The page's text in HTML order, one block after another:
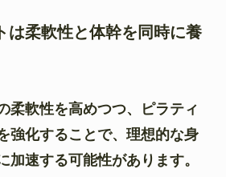
は柔軟性と体幹を同時に養
柔軟性を高めつつ、ピラティ
強化することで、理想的な身
加速する可能性があります。